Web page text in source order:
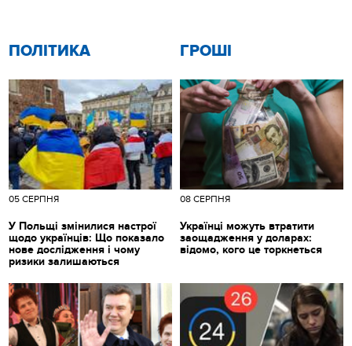
ПОЛІТИКА
05 СЕРПНЯ
У Польщі змінилися настрої
щодо українців: Що показало
нове дослідження і чому
ризики залишаються
ГРОШІ
08 СЕРПНЯ
Українці можуть втратити
заощадження у доларах:
відомо, кого це торкнеться